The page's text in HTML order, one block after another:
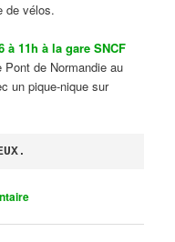
de vélos.
à 11h à la gare SNCF
de Normandie au
un pique-nique sur